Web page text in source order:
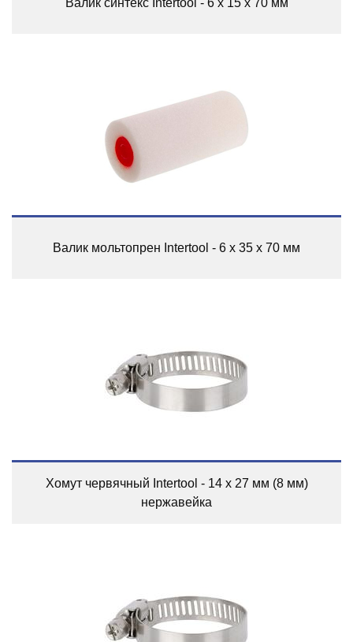
Валик синтекс Intertool - 6 х 15 х 70 мм
Валик мольтопрен Intertool - 6 х 35 х 70 мм
Хомут червячный Intertool - 14 x 27 мм (8 мм)
нержавейка